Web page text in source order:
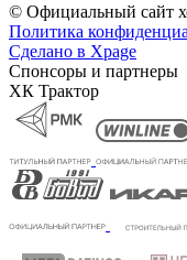
© Официальный сайт
Политика
Сделано в Xpage
Спонсоры и партнеры
ХК Трактор